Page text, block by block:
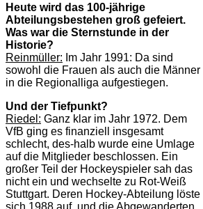
Heute wird das 100-jährige
Abteilungsbestehen groß gefeiert.
Was war die Sternstunde in der
Historie?
Reinmüller: Im Jahr 1991: Da sind
sowohl die Frauen als auch die Männer
in die Regionalliga aufgestiegen.
Und der Tiefpunkt?
Riedel: Ganz klar im Jahr 1972. Dem
VfB ging es finanziell insgesamt
schlecht, des-halb wurde eine Umlage
auf die Mitglieder beschlossen. Ein
großer Teil der Hockeyspieler sah das
nicht ein und wechselte zu Rot-Weiß
Stuttgart. Deren Hockey-Abteilung löste
sich 1988 auf, und die Abgewanderten